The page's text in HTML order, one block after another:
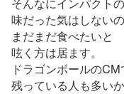
味だった気はしないの
まだまだ食べたいと
呟く方は居ます。
ドラゴンボールの
残っている人も多い